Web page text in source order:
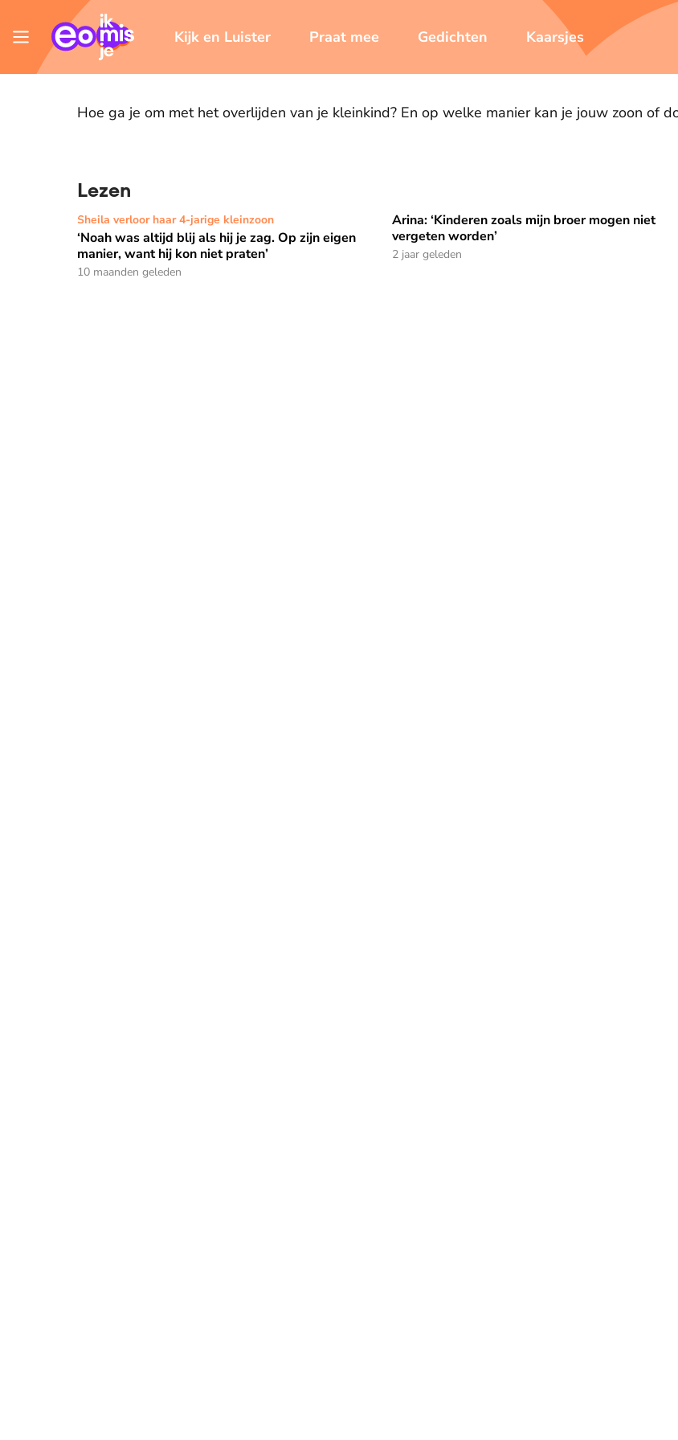
Kijk en Luister Praat mee Gedichten Kaarsjes
Hoe ga je om met het overlijden van je kleinkind? En op welke manier kan je jouw zoon of
Lezen
‘Noah was altijd blij als hij je zag. Op zijn eigen manier, want hij kon niet praten’
Sheila verloor haar 4-jarige kleinzoon
‘Noah was altijd blij als hij je zag. Op zijn eigen
manier, want hij kon niet praten’
10 maanden geleden
Arina: ‘Kinderen zoals mijn broer mogen niet
Arina: ‘Kinderen zoals mijn broer mogen niet
vergeten worden’
2 jaar geleden